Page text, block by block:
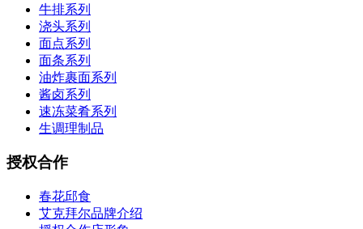
牛排系列
浇头系列
面点系列
面条系列
油炸裹面系列
酱卤系列
速冻菜肴系列
生调理制品
授权合作
春花邱食
艾克拜尔品牌介绍